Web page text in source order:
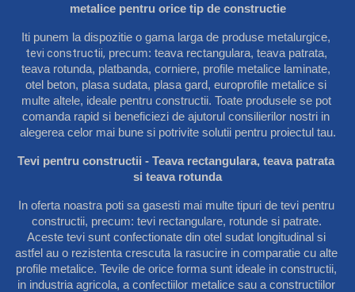
metalice pentru orice tip de constructie
tevi constructii, precum: teava rectangulara, teava patrata
teava rotunda, platbanda, corniere, profile metalice laminate
otel beton, plasa sudata, plasa gard, europrofile metalice si
multe altele, ideale pentru constructii. Toate produsele se pot
comanda rapid si beneficiezi de ajutorul consilierilor nostri in
alegerea celor mai bune si potrivite solutii pentru proiectul tau.
Tevi pentru constructii - Teava rectangulara, teava patrata
si teava rotunda
In oferta noastra poti sa gasesti mai multe tipuri de tevi pentru
constructii, precum: tevi rectangulare, rotunde si patrate.
Aceste tevi sunt confectionate din otel sudat longitudinal si
astfel au o rezistenta crescuta la rasucire in comparatie cu alte
profile metalice. Tevile de orice forma sunt ideale in constructii,
in industria agricola, a confectiilor metalice sau a constructiilor